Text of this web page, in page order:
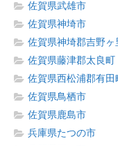
佐賀県武雄市
佐賀県神埼市
佐賀県神埼郡吉野ヶ
佐賀県藤津郡太良町
佐賀県西松浦郡有田
佐賀県鳥栖市
佐賀県鹿島市
兵庫県たつの市